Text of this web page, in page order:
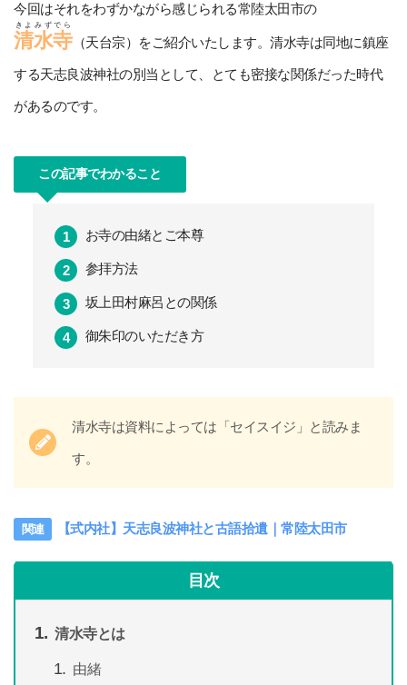
今回はそれをわずかながら感じられる常陸太田市の
清水寺
きよみずでら
（天台宗）をご紹介いたします。清水寺は同地に鎮座
する天志良波神社の別当として、とても密接な関係だった時代
があるのです。
この記事でわかること
お寺の由緒とご本尊
参拝方法
坂上田村麻呂との関係
御朱印のいただき方
清水寺は資料によっては「セイスイジ」と読みま
す。
【式内社】天志良波神社と古語拾遺｜常陸太田市
目次
清水寺とは
由緒